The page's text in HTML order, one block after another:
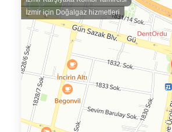
İzmir için Doğalgaz hizmetleri